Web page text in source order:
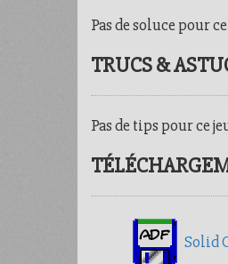
Pas de soluce pour
TRUCS &
Pas de tips pour ce
Solid